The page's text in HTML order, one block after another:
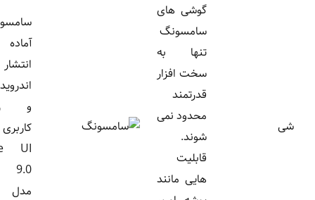
گوشی های
سامسونگ
تنها به
سخت افزار
قدرتمند
محدود نمی
شوند.
قابلیت
هایی مانند
سامسونگ
آماده
انتشار
اندروید ۱۷
و رابط
کاربری
One UI
9.0 برای
مدل های